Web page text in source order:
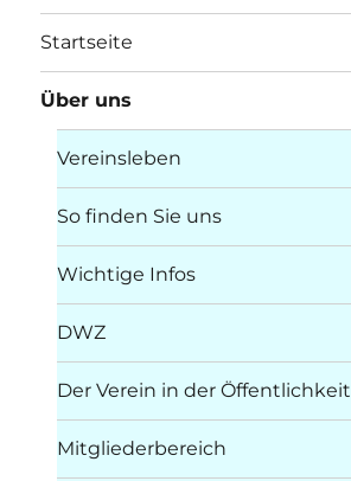
Startseite
Über uns
Vereinsleben
So finden Sie uns
Wichtige Infos
DWZ
Der Verein in der Öffentlichkeit
Mitgliederbereich